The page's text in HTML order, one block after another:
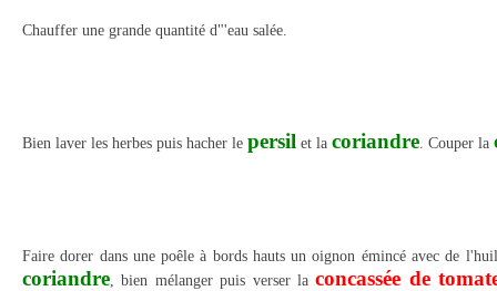
Chauffer une grande quantité d"'eau salée.
Bien laver les herbes puis hacher le persil et la coriandre. Couper la
Faire dorer dans une poêle à bords hauts un oignon émincé avec de
coriandre, bien mélanger puis verser laconcassée de